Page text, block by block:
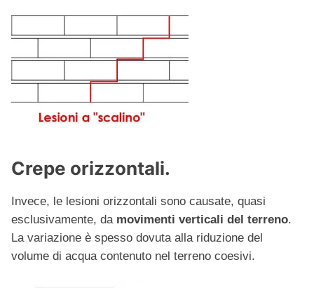
Crepe orizzontali.
Invece, le lesioni orizzontali sono causate, quasi
esclusivamente, da movimenti verticali del terreno.
La variazione è spesso dovuta alla riduzione del
volume di acqua contenuto nel terreno coesivi.